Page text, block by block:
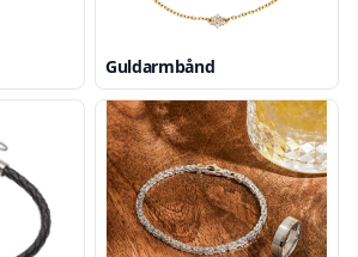
Guldarmbånd